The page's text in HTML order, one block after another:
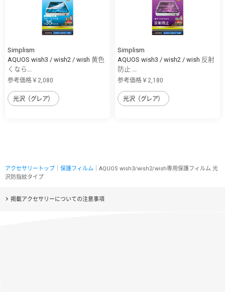
Simplism
AQUOS wish3 / wish2 / wish 黄色
くなら...
参考価格￥2,080
光沢（グレア）
Simplism
AQUOS wish3 / wish2 / wish 反射
防止 ...
参考価格￥2,180
光沢（グレア）
アクセサリートップ 保護フィルム ｜AQUOS wish3/wish2/wish専用保護フィルム 光
沢防指紋タイプ
掲載アクセサリーについての注意事項